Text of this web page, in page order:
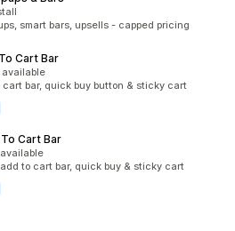
smart bars, upsells - capped pricing
Cart Bar
available
bar, quick buy button & sticky cart
Cart Bar
to cart bar, quick buy & sticky cart